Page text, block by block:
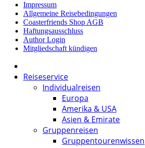
Impressum
Allgemeine Reisebedingungen
Coasterfriends Shop AGB
Haftungsausschluss
Author Login
Mitgliedschaft kündigen
Reiseservice
Individualreisen
Europa
Amerika & USA
Asien & Emirate
Gruppenreisen
Gruppentourenwissen